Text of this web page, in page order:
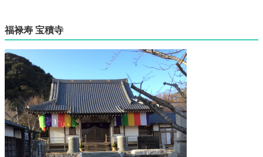
福禄寿 宝積寺